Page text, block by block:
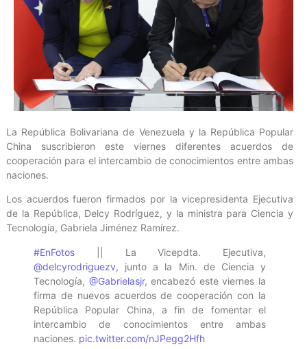
La República Bolivariana de Venezuela y la República Popular
China suscribieron este viernes diferentes acuerdos de
cooperación para el intercambio de conocimientos entre ambas
naciones.
Los acuerdos fueron firmados por la vicepresidenta Ejecutiva
de la República, Delcy Rodríguez, y la ministra para Ciencia y
Tecnología, Gabriela Jiménez Ramírez.
#EnFotos || La Vicepdta. Ejecutiva,
@delcyrodriguezv, junto a la Min. de Ciencia y
Tecnología, @Gabrielasjr, encabezó este viernes la
firma de nuevos acuerdos de cooperación con la
República Popular China, a fin de fomentar el
intercambio de conocimientos entre ambas
naciones. pic.twitter.com/nJPegg2Hfh